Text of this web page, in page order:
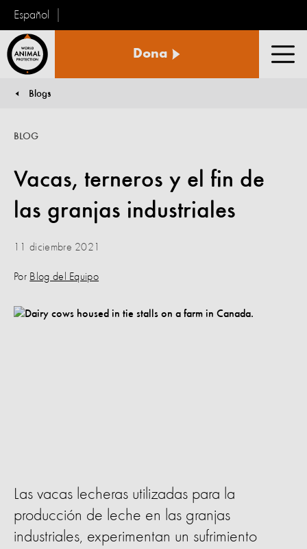
Español
Animal
Dona
You are here:
Blogs
Vacas, terneros y el fin de
las granjas industriales
BLOG
11 diciembre 2021
Por Blog del Equipo
Las vacas lecheras utilizadas para la
producción de leche en las granjas
industriales, experimentan un sufrimiento